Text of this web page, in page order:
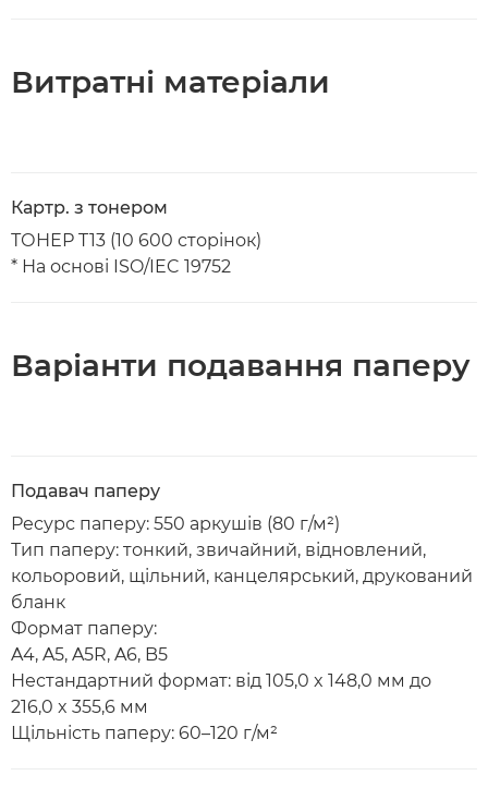
Витратні матеріали
Картр. з тонером
ТОНЕР T13 (10 600 сторінок)
* На основі ISO/IEC 19752
Варіанти подавання паперу
Подавач паперу
Ресурс паперу: 550 аркушів (80 г/м²)
Тип паперу: тонкий, звичайний, відновлений,
кольоровий, щільний, канцелярський, друкований
бланк
Формат паперу:
A4, A5, A5R, A6, B5
Нестандартний формат: від 105,0 x 148,0 мм до
216,0 x 355,6 мм
Щільність паперу: 60–120 г/м²